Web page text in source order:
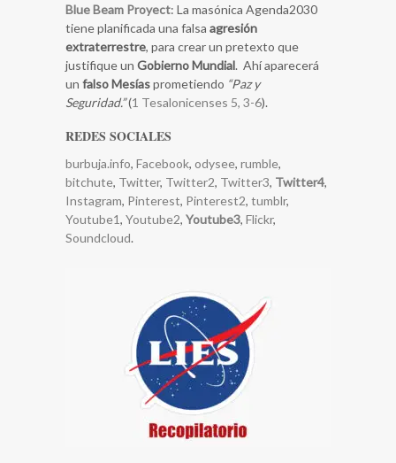
Blue Beam Proyect: La masónica Agenda2030
tiene planificada una falsa agresión
extraterrestre, para crear un pretexto que
justifique un Gobierno Mundial. Ahí aparecerá
un falso Mesíasprometiendo “Paz y
Seguridad.”(1 Tesalonicenses 5, 3-6).
REDES SOCIALES
burbuja.info, Facebook, odysee, rumble,
bitchute, Twitter, Twitter2, Twitter3, Twitter4,
Instagram, Pinterest, Pinterest2, tumblr,
Youtube1, Youtube2, Youtube3, Flickr,
Soundcloud.